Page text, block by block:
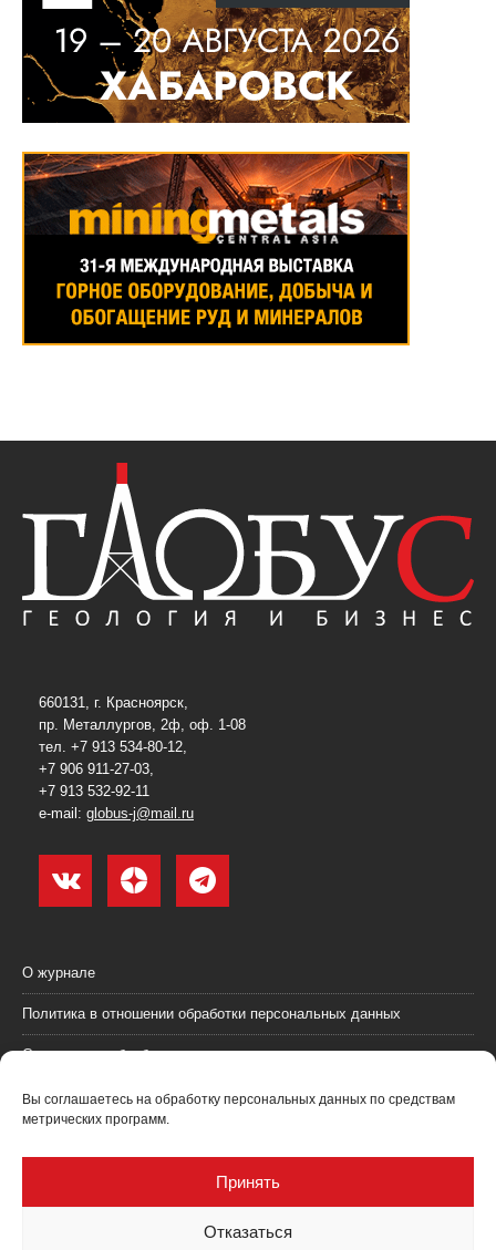
Вы соглашаетесь на обработку персональных данных по средствам
метрических программ.
Принять
Отказаться
660131, г. Красноярск,
пр. Металлургов, 2ф, оф. 1-08
тел. +7 913 534-80-12,
+7 906 911-27-03,
+7 913 532-92-11
e-mail: globus-j@mail.ru
О журнале
Политика в отношении обработки персональных данных
Согласие на обработку персональных данных
Пользовательское соглашение (оферта)